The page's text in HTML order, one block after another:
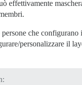
effettivamente
che
personalizzare il